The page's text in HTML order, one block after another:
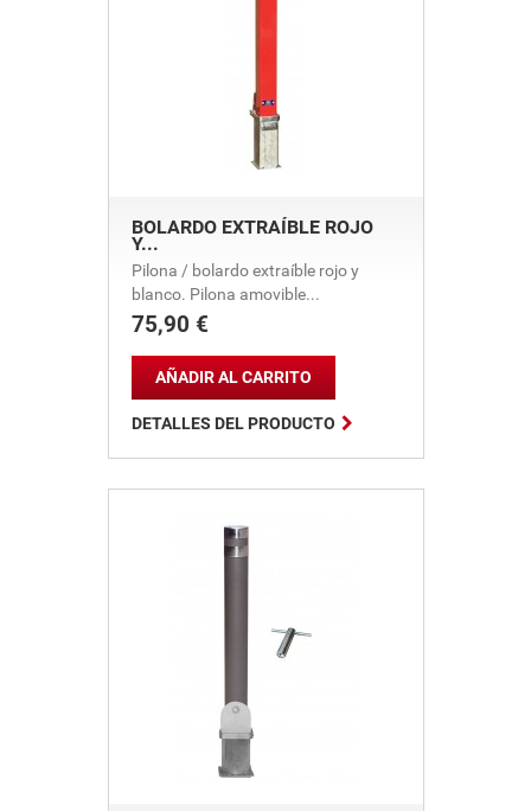
BOLARDO EXTRAÍBLE ROJO
Y...
Pilona / bolardo extraíble rojo y
blanco. Pilona amovible...
Precio
75,90 €

AÑADIR AL CARRITO
DETALLES DEL PRODUCTO